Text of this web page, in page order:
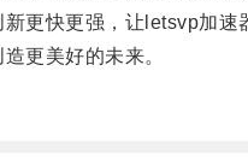
快更强，让letsvp加速
更美好的未来。